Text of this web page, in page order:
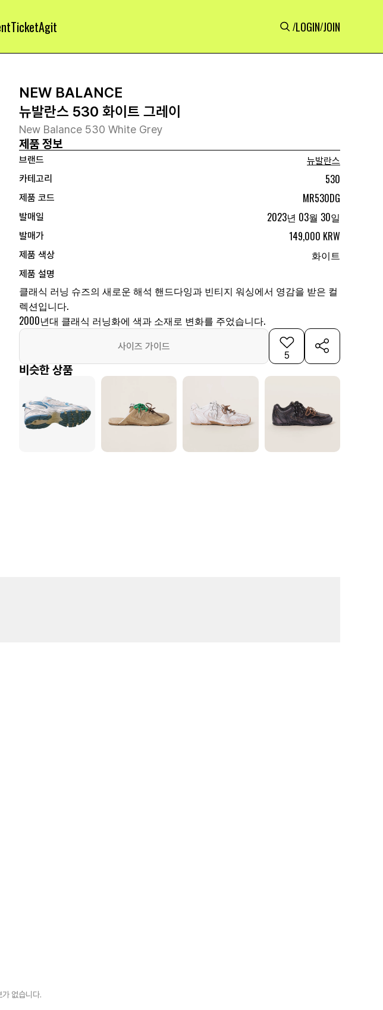
TicketAgit /LOGIN/JOIN
NEW BALANCE
뉴발란스 530 화이트 그레이
New Balance 530 White Grey
제품 정보
브랜드
뉴발란스
카테고리
530
제품 코드 MR530DG
발매일 2023년 03월 30일
발매가 149,000 KRW
제품 색상 화이트
제품 설명
클래식 러닝 슈즈의 새로운 해석 핸드다잉과 빈티지 워싱에서 영감을 받은 컬
렉션입니다.
2000년대 클래식 러닝화에 색과 소재로 변화를 주었습니다.
사이즈 가이드
5
비슷한 상품
가 없습니다.